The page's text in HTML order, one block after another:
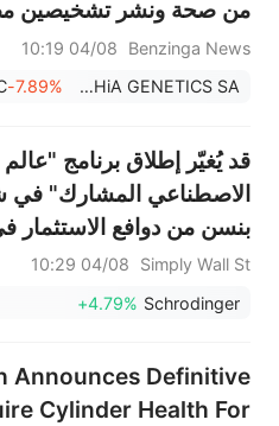
من صحة ونشر تشخيصين
الأورام الدقيقة
Benzinga News
04/08 10:19
SOPHiA GENETICS SA
-7.89%
قد يُغيّر إطلاق برنامج "عالم
الاصطناعي المشارك" في
بنسن من دوافع الاستثمار
شرودنغر (SDGR).
Simply Wall St
04/08 10:29
Schrodinger
+4.79%
Announces Definitive
Cylinder Health For